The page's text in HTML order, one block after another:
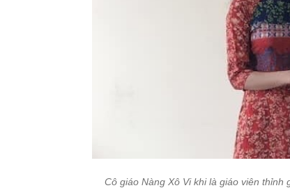
Cô giáo Nàng Xô Vi khi là giáo viên